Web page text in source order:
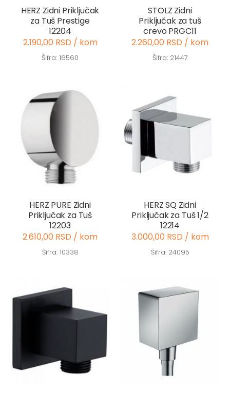
HERZ Zidni Priključak
za Tuš Prestige
12204
2.190,00 RSD / kom
Šifra: 16560
STOLZ Zidni
Priključak za tuš
crevo PRGC11
2.260,00 RSD / kom
Šifra: 21447
HERZ PURE Zidni
Priključak za Tuš
12203
2.610,00 RSD / kom
Šifra: 10338
HERZ SQ Zidni
Priključak za Tuš 1/2
12214
3.000,00 RSD / kom
Šifra: 24095